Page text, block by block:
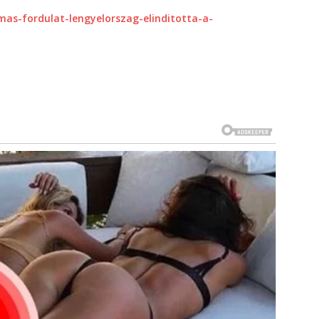
fordulat-lengyelorszag-elinditotta-a-